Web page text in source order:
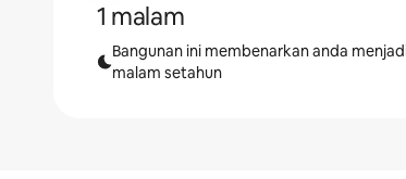
1 malam
Bangunan ini membenarkan anda
malam setahun